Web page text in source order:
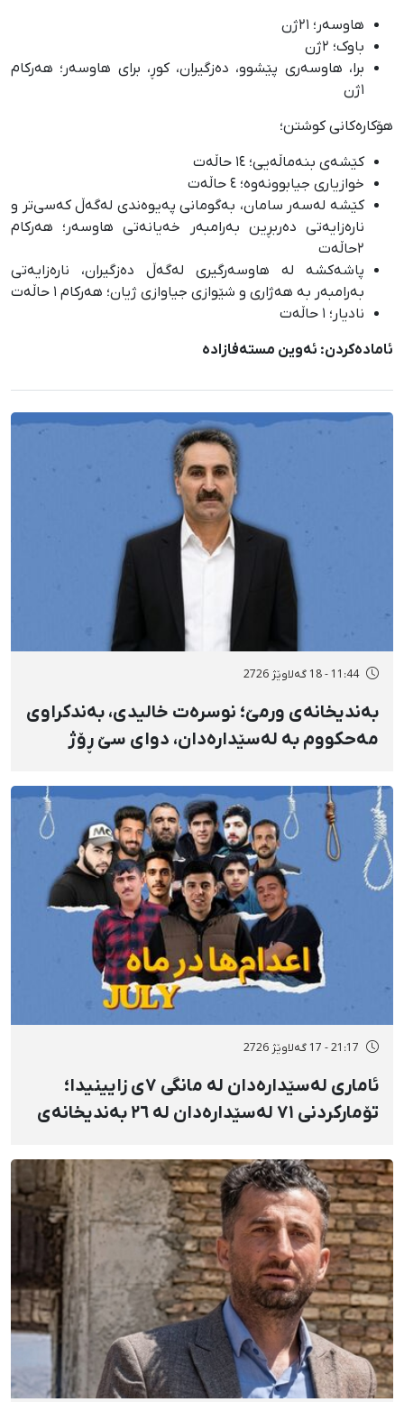
هاوسەر؛ ٢١ژن
باوک؛ ٢ژن
برا، هاوسەری پێشوو، دەزگیران، کوڕ، برای هاوسەر؛ هەرکام
١ژن
هۆکارەکانی کوشتن؛
کێشەی بنەماڵەیی؛ ١٤ حاڵەت
خوازیاری جیابوونەوە؛ ٤ حاڵەت
کێشە لەسەر سامان، بەگومانی پەیوەندی لەگەڵ کەسی‌‌تر و
نارەزایەتی دەربڕین بەرامبەر خەیانەتی هاوسەر؛ هەرکام
٢حاڵەت
پاشەکشە لە هاوسەرگیری لەگەڵ دەزگیران، نارەزایەتی
بەرامبەر بە هەژاری و شێوازی جیاوازی ژیان؛ هەرکام ١ حاڵەت
نادیار؛ ١ حاڵەت
ئامادەکردن: ئەوین مستەفازادە
11:44 - 18 گەلاوێژ 2726
بەندیخانەی ورمێ؛ نوسرەت خالیدی، بەندکراوی
مەحکووم بە لەسێدارەدان، دوای سێ ڕۆژ
نەخۆشخانە گیانی لەدەست دا
21:17 - 17 گەلاوێژ 2726
ئاماری لەسێدارەدان لە مانگی ٧ی زایینیدا؛
تۆمارکردنی ٧١ لەسێدارەدان لە ٢٦ بەندیخانەی
شوێنی نادیار و لەبەر چاوی خەڵکەوە